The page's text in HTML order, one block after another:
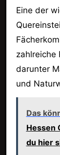
Eine der
zahlreiche
darunter
und
Das
Hessen
du hier